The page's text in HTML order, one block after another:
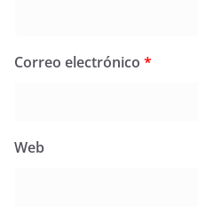
Correo electrónico *
Web